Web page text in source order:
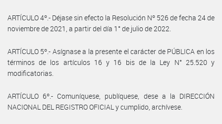
ARTÍCULO 4º.- Déjase sin efecto la Resolución Nº 526 de fecha 24 de
noviembre de 2021, a partir del día 1° de julio de 2022.
ARTÍCULO 5º.- Asígnase a la presente el carácter de PÚBLICA en los
términos de los artículos 16 y 16 bis de la Ley N° 25.520 y
modificatorias.
ARTÍCULO 6º.- Comuníquese, publíquese, dese a la DIRECCIÓN
NACIONAL DEL REGISTRO OFICIAL y cumplido, archívese.